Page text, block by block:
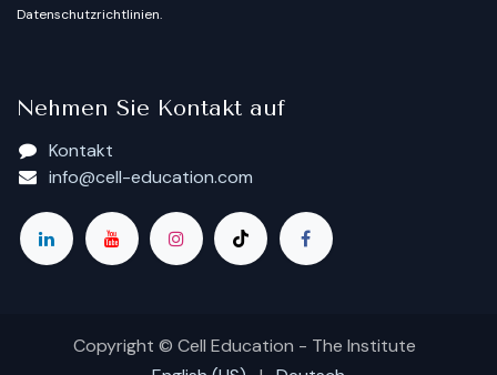
Datenschutzrichtlinien.
Nehmen Sie Kontakt auf
Kontakt
info@cell-education.com
Copyright © Cell Education - The Institute